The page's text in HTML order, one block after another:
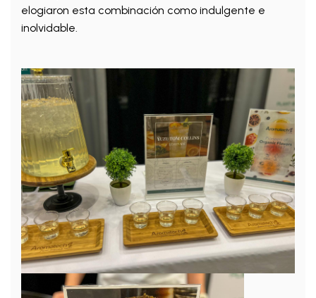
elogiaron esta combinación como indulgente e
inolvidable.